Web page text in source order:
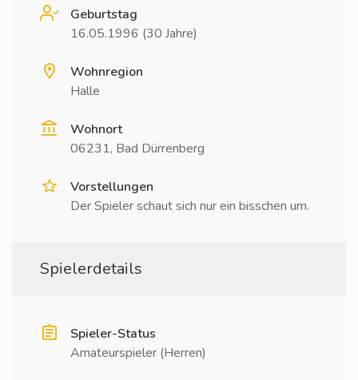
Geburtstag
16.05.1996 (30 Jahre)
Wohnregion
Halle
Wohnort
06231, Bad Dürrenberg
Vorstellungen
Der Spieler schaut sich nur ein bisschen um.
Spielerdetails
Spieler-Status
Amateurspieler (Herren)